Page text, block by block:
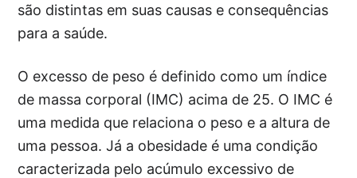
são distintas em suas causas e consequências
para a saúde.
O excesso de peso é definido como um índice
de massa corporal (IMC) acima de 25. O IMC é
uma medida que relaciona o peso e a altura de
uma pessoa. Já a obesidade é uma condição
caracterizada pelo acúmulo excessivo de